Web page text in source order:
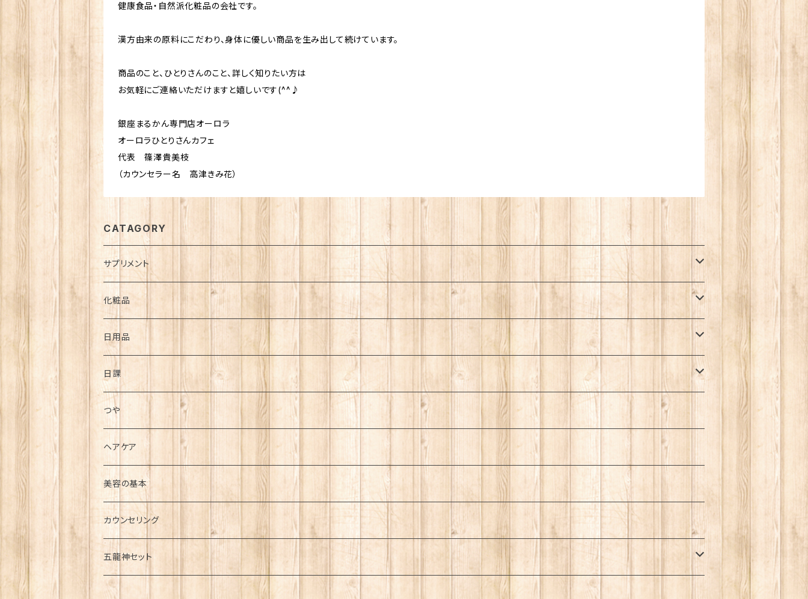
健康食品・自然派化粧品の会社です。
漢方由来の原料にこだわり、身体に優しい商品を生み出して続けています。
商品のこと、ひとりさんのこと、詳しく知りたい方は
お気軽にご連絡いただけますと嬉しいです(^^♪
銀座まるかん専門店オーロラ
オーロラひとりさんカフェ
代表 篠澤貴美枝
（カウンセラー名 高津きみ花）
CATAGORY
サプリメント
ダイエット
疾患
高血圧
糖尿病
花粉症
アトピー
むくみ
うつ・パニック
疲れ・痛み
腰痛
肩こり
ストレス
美容
シミ
シワ
若返り・健康維持
化粧品
スキンケア・基礎化粧品
メイクアップ用品
大セレブシリーズ
日用品
バスアイテム
その他
日課
毎日の日課
毎食前の日課
毎朝の日課
つや
ヘアケア
美容の基本
カウンセリング
五龍神セット
金龍セット